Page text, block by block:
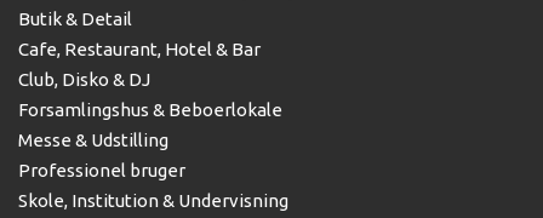
Butik & Detail
Cafe, Restaurant, Hotel & Bar
Club, Disko & DJ
Forsamlingshus & Beboerlokale
Messe & Udstilling
Professionel bruger
Skole, Institution & Undervisning